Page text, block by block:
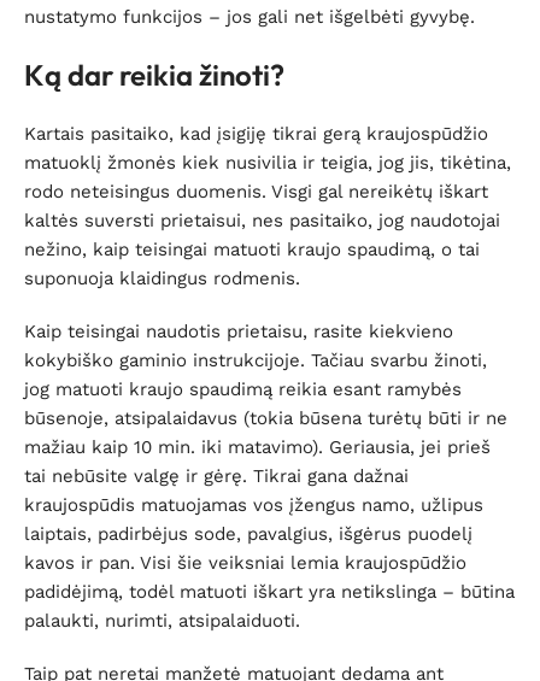
nustatymo funkcijos – jos gali net išgelbėti gyvybę.
Ką dar reikia žinoti?
Kartais pasitaiko, kad įsigiję tikrai gerą kraujospūdžio
matuoklį žmonės kiek nusivilia ir teigia, jog jis, tikėtina,
rodo neteisingus duomenis. Visgi gal nereikėtų iškart
kaltės suversti prietaisui, nes pasitaiko, jog naudotojai
nežino, kaip teisingai matuoti kraujo spaudimą, o tai
suponuoja klaidingus rodmenis.
Kaip teisingai naudotis prietaisu, rasite kiekvieno
kokybiško gaminio instrukcijoje. Tačiau svarbu žinoti,
jog matuoti kraujo spaudimą reikia esant ramybės
būsenoje, atsipalaidavus (tokia būsena turėtų būti ir ne
mažiau kaip 10 min. iki matavimo). Geriausia, jei prieš
tai nebūsite valgę ir gėrę. Tikrai gana dažnai
kraujospūdis matuojamas vos įžengus namo, užlipus
laiptais, padirbėjus sode, pavalgius, išgėrus puodelį
kavos ir pan. Visi šie veiksniai lemia kraujospūdžio
padidėjimą, todėl matuoti iškart yra netikslinga – būtina
palaukti, nurimti, atsipalaiduoti.
Taip pat neretai manžetė matuojant dedama ant